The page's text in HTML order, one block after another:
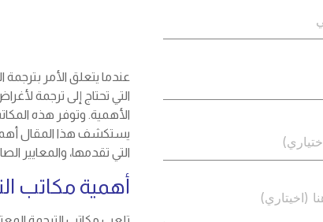
عندما يتعلق الأمر
التي تحتاج إلى ترجمة
الأهمية. وتوفر هذه
يستكشف هذا المقال أهمية
التي تقدمها، والمعايير
أهمية مكاتب